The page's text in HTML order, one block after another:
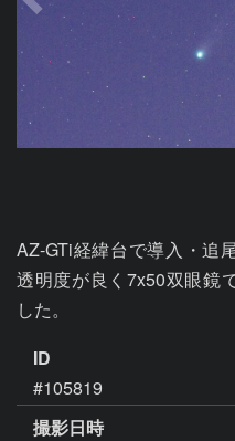
AZ-GTi経緯台で導入・追
透明度が良く7x50双眼鏡
した。
ID
#105819
撮影日時